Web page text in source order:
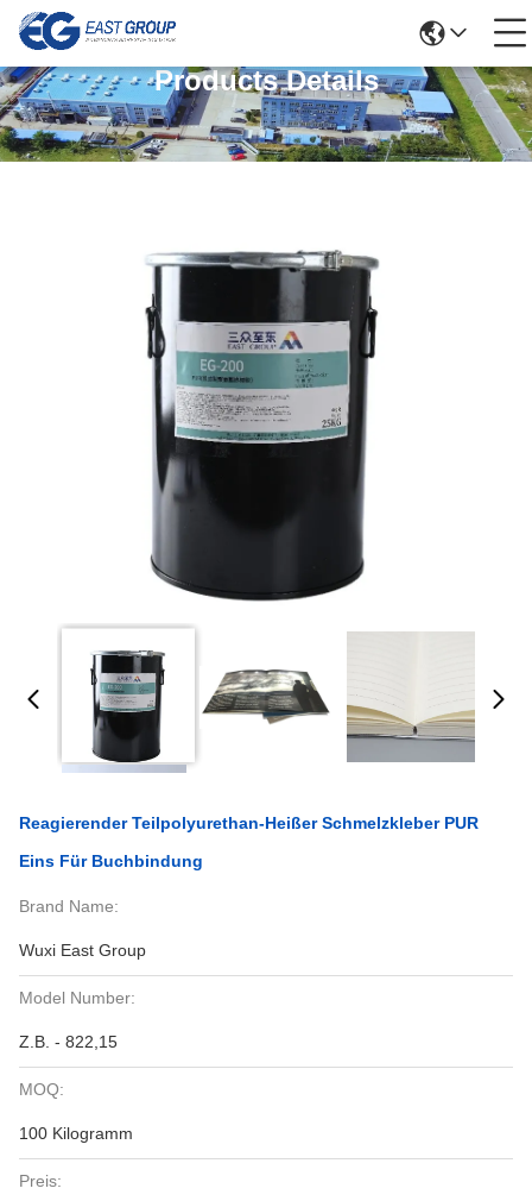
Products Details
Reagierender Teilpolyurethan-Heißer Schmelzkleber PUR
Eins Für Buchbindung
Brand Name:
Wuxi East Group
Model Number:
Z.B. - 822,15
MOQ:
100 Kilogramm
Preis: